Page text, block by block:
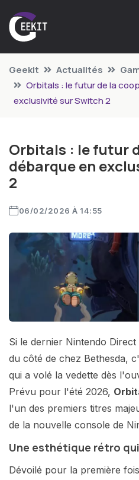
Geekit Actualités
Orbitals : le futur de la
exclusivité sur Switch 2
Orbitals : le futur
débarque en
2
06/02/2026 À 14:55
Si le dernier Nintendo
du côté de chez Bethesda,
qui a volé la vedette dès
Prévu pour l'été 2026,
l'un des premiers titres
de la nouvelle console de
Une esthétique rétro
Dévoilé pour la première